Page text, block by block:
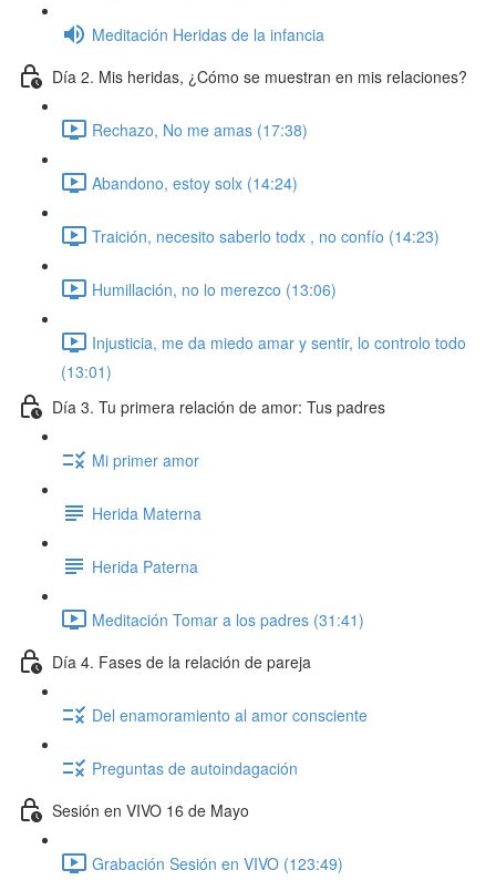
Meditación Heridas de la infancia
Día 2. Mis heridas, ¿Cómo se muestran en mis relaciones?
Rechazo, No me amas (17:38)
Abandono, estoy solx (14:24)
Traición, necesito saberlo todx , no confío (14:23)
Humillación, no lo merezco (13:06)
Injusticia, me da miedo amar y sentir, lo controlo todo
(13:01)
Día 3. Tu primera relación de amor: Tus padres
Mi primer amor
Herida Materna
Herida Paterna
Meditación Tomar a los padres (31:41)
Día 4. Fases de la relación de pareja
Del enamoramiento al amor consciente
Preguntas de autoindagación
Sesión en VIVO 16 de Mayo
Grabación Sesión en VIVO (123:49)